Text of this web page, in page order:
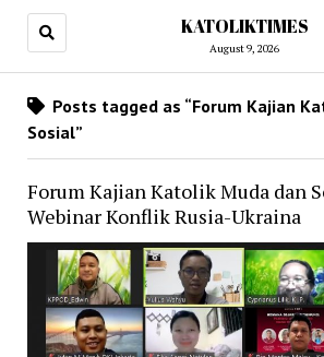
KATOLIKTIMES
August 9, 2026
Posts tagged as “Forum Kajian
Sosial”
Forum Kajian Katolik Muda dan
Webinar Konflik Rusia-Ukraina